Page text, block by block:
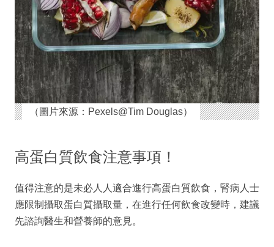
（圖片來源：Pexels@Tim Douglas）
高蛋白質飲食注意事項！
值得注意的是未必人人適合進行高蛋白質飲食，腎病人士
應限制攝取蛋白質攝取量，在進行任何飲食改變時，建議
先諮詢醫生和營養師的意見。